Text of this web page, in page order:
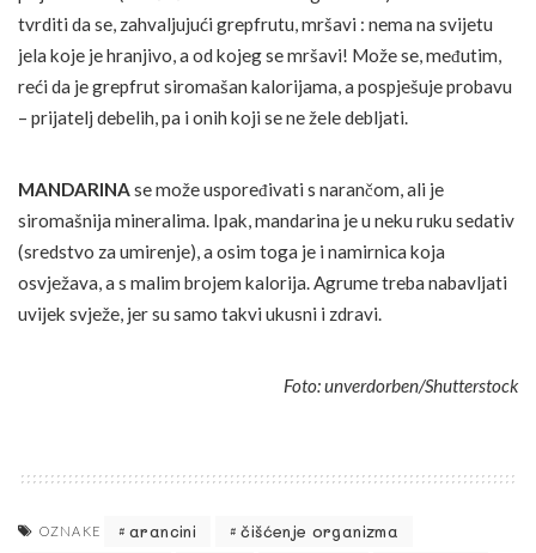
tvrditi da se, zahvaljujući grepfrutu, mršavi : nema na svijetu
jela koje je hranjivo, a od kojeg se mršavi! Može se, međutim,
reći da je grepfrut siromašan kalorijama, a pospješuje probavu
– prijatelj debelih, pa i onih koji se ne žele debljati.
MANDARINAse može uspoređivati s narančom, ali je
siromašnija mineralima. Ipak, mandarina je u neku ruku sedativ
(sredstvo za umirenje), a osim toga je i namirnica koja
osvježava, a s malim brojem kalorija. Agrume treba nabavljati
uvijek svježe, jer su samo takvi ukusni i zdravi.
Foto: unverdorben/Shutterstock
OZNAKE arancini
čišćenje organizma